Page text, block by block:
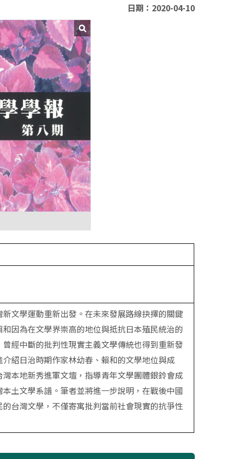
日期：2020-04-10
文學運動重新出發。在未來發展路線抉擇的關鍵
因為在文學界崇高的地位與抵抗日本殖民統治的
經中斷的批判性現實主義文學傳統也得到重新發
紹日治時期作家林幼春、賴和的文學地位與成
本地新秀進軍文壇，指導青年文學團體銀鈴會成
土文學系譜。筆者並將進一步說明，在戰後中國
台灣文學，不僅寄寓批判當前社會現實的抗爭性